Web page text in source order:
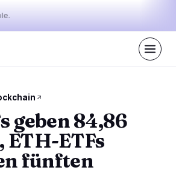
66 Märkte
geben 84,86
ETH-ETFs
fünften